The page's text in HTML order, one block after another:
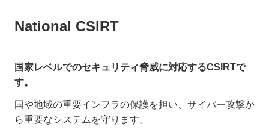
National CSIRT
国家レベルでのセキュリティ脅威に対応するCSIRTで
す。
国や地域の重要インフラの保護を担い、サイバー攻撃か
ら重要なシステムを守ります。